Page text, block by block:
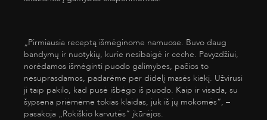
„Pirmiausia receptą išmėginome namuose. Buvo daug
bandymų ir nuotykių, kurie nesibaigė ir ceche. Pavyzdžiui,
norėdamos išmėginti puodo galimybes, pačios to
nesuprasdamos, padarėme per didelį masės kiekį. Užvirusi
ji taip pakilo, kad pusė išbėgo iš puodo. Kaip ir visada, su
šypsena priėmėme tokias klaidas, juk iš jų mokomės“, –
pasakoja „Rokiškio karvutės“ įkūrėjos.